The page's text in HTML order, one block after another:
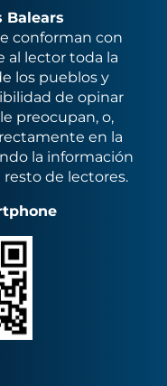
Balears
conforman con
al lector toda la
los pueblos y
de opinar
preocupan, o,
en la
la información
de lectores.